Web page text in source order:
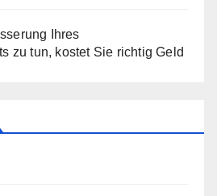
Ihres
zu tun, kostet Sie richtig Geld